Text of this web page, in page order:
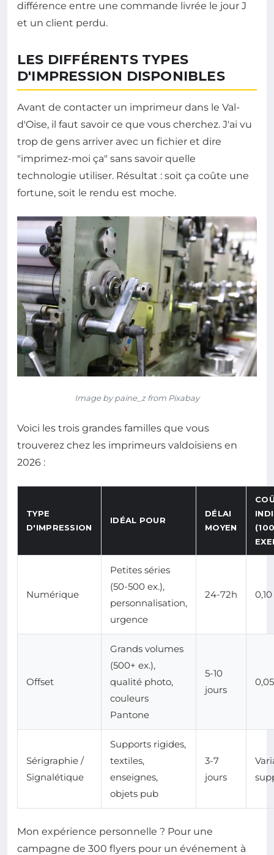
différence entre une commande livrée le jour J
et un client perdu.
LES DIFFÉRENTS TYPES
D'IMPRESSION DISPONIBLES
Avant de contacter un imprimeur dans le Val-
d'Oise, il faut savoir ce que vous cherchez. J'ai vu
trop de gens arriver avec un fichier et dire
"imprimez-moi ça" sans savoir quelle
technologie utiliser. Résultat : soit ça coûte une
fortune, soit le rendu est moche.
Image by paine_z from Pixabay
Voici les trois grandes familles que vous
trouverez chez les imprimeurs valdoisiens en
2026 :
TYPE
D'IMPRESSION
IDÉAL POUR
DÉLAI
MOYEN
Numérique
Petites séries
(50-500 ex.),
personnalisation,
urgence
24-72h
Offset
Grands volumes
(500+ ex.),
qualité photo,
couleurs
Pantone
5-10
jours
Sérigraphie /
Signalétique
Supports rigides,
textiles,
enseignes,
objets pub
3-7
jours
Mon expérience personnelle ? Pour une
campagne de 300 flyers pour un événement à